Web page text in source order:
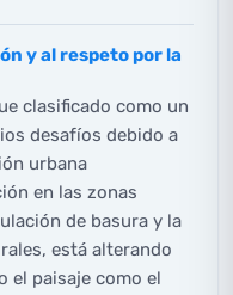
y al respeto por la
clasificado como un
desafíos debido a
urbana
en las zonas
de basura y la
está alterando
el paisaje como el